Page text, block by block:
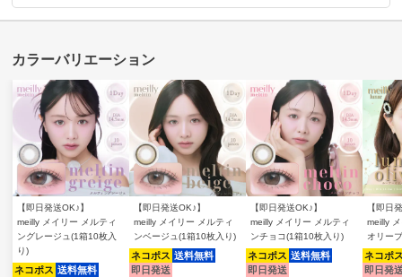
【即日発送OK♪】
meilly メイリー メルティ
ングレージュ(1箱10枚入
り)
ネコポス 送料無料
【即日発送OK♪】
meilly メイリー メルティ
ンベージュ(1箱10枚入り)
ネコポス 送料無料
即日発送
【即日発送OK♪】
meilly メイリー メルティ
ンチョコ(1箱10枚入り)
ネコポス 送料無料
即日発送
【即日
meilly
オリー
ネコポ
即日発